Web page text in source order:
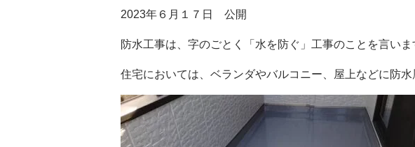
2023年６月１７日 公開
防水工事は、字のごとく「水を防ぐ」工事のことを言いま
住宅においては、ベランダやバルコニー、屋上などに防